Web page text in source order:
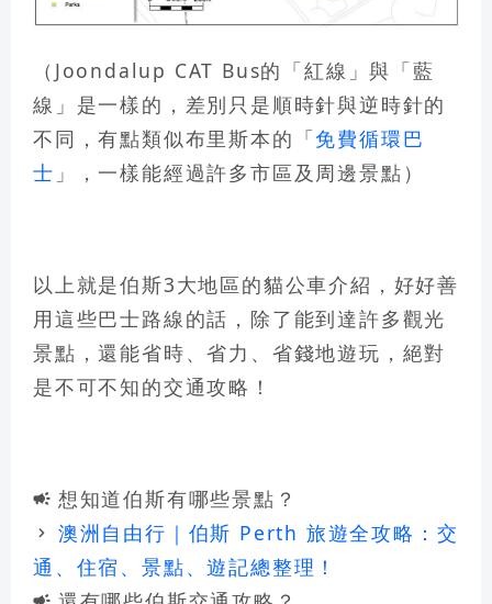
（Joondalup CAT Bus的「紅線」與「藍
線」是一樣的，差別只是順時針與逆時針的
不同，有點類似布里斯本的「免費循環巴
士 」，一樣能經過許多市區及周邊景點）
以上就是伯斯3大地區的貓公車介紹，好好善
用這些巴士路線的話，除了能到達許多觀光
景點，還能省時、省力、省錢地遊玩，絕對
是不可不知的交通攻略！
campaign 想知道伯斯有哪些景點？
keyboard_arrow_right
澳洲自由行｜伯斯 Perth 旅遊全攻略：交
通、住宿、景點、遊記總整理！